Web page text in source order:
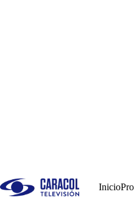
Inicio